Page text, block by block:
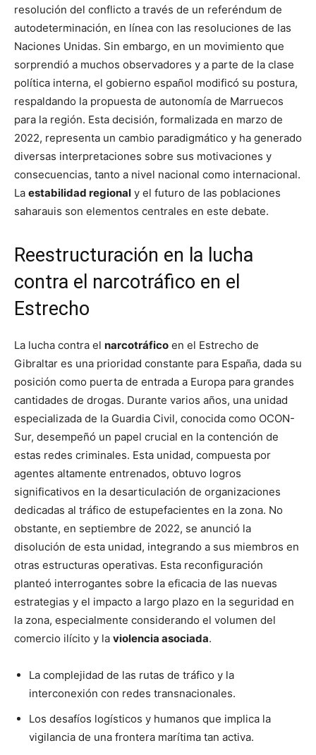
resolución del conflicto a través de un referéndum de
autodeterminación, en línea con las resoluciones de las
Naciones Unidas. Sin embargo, en un movimiento que
sorprendió a muchos observadores y a parte de la clase
política interna, el gobierno español modificó su postura,
respaldando la propuesta de autonomía de Marruecos
para la región. Esta decisión, formalizada en marzo de
2022, representa un cambio paradigmático y ha generado
diversas interpretaciones sobre sus motivaciones y
consecuencias, tanto a nivel nacional como internacional.
La estabilidad regional y el futuro de las poblaciones
saharauis son elementos centrales en este debate.
Reestructuración en la lucha
contra el narcotráfico en el
Estrecho
La lucha contra el narcotráfico en el Estrecho de
Gibraltar es una prioridad constante para España, dada su
posición como puerta de entrada a Europa para grandes
cantidades de drogas. Durante varios años, una unidad
especializada de la Guardia Civil, conocida como OCON-
Sur, desempeñó un papel crucial en la contención de
estas redes criminales. Esta unidad, compuesta por
agentes altamente entrenados, obtuvo logros
significativos en la desarticulación de organizaciones
dedicadas al tráfico de estupefacientes en la zona. No
obstante, en septiembre de 2022, se anunció la
disolución de esta unidad, integrando a sus miembros en
otras estructuras operativas. Esta reconfiguración
planteó interrogantes sobre la eficacia de las nuevas
estrategias y el impacto a largo plazo en la seguridad en
la zona, especialmente considerando el volumen del
comercio ilícito y la violencia asociada.
La complejidad de las rutas de tráfico y la
interconexión con redes transnacionales.
Los desafíos logísticos y humanos que implica la
vigilancia de una frontera marítima tan activa.